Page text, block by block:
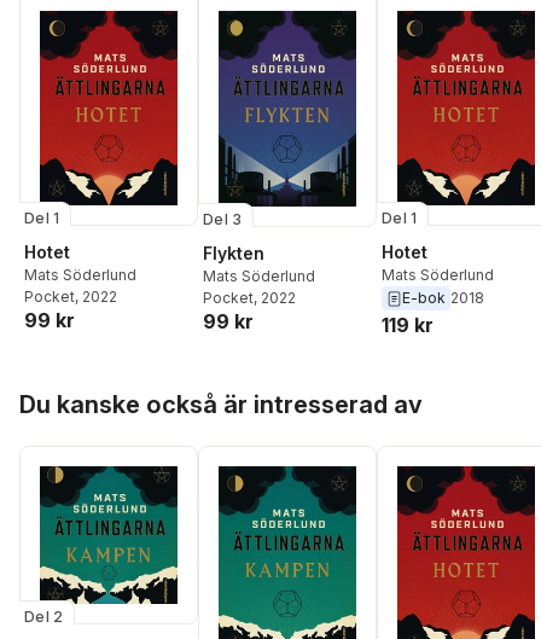
Del 1
Hotet
Mats Söderlund
Pocket, 2022
99 kr
Del 3
Flykten
Mats Söderlund
Pocket, 2022
99 kr
Del 1
Hotet
Mats Söderlund
E-bok 2018
119 kr
Du kanske också är intresserad av
Del 2